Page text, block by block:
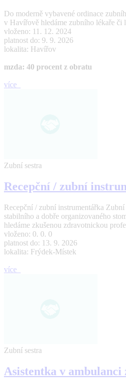
Do moderně vybavené ordinace
v Havířově hledáme zubního lékaře či
vloženo: 11. 12. 2024
platnost do: 9. 9. 2026
lokalita: Havířov
mzda: 40 procent z obratu
více
Zubní sestra
Recepční / zubní
Recepční / zubní instrumentářka
stabilního a dobře organizovaného
hledáme zkušenou zdravotnickou
vloženo: 0. 0. 0
platnost do: 13. 9. 2026
lokalita: Frýdek-Místek
více
Zubní sestra
Asistentka v ambulanci